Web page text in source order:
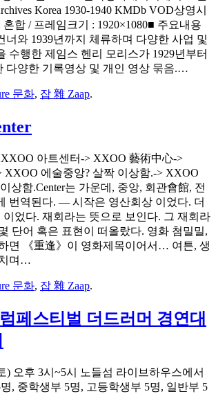
Korea 1930-1940 KMDb VOD상영시
혼합 / 프레임크기 : 1920×1080■ 주요내용
너와 1939년까지 체류하며 다양한 사업 및
수행한 제임스 헨리 모리스가 1929년부터
다양한 기록영상 및 개인 영상 묶음.…
문화, 잡 雜 Zaap.
XXOO 아트센터-> XXOO 藝術中心->
XXOO 에술중앙? 살짝 이상함.-> XXOO
상함.Center는 가운데, 중앙, 회관會館, 전
번역된다. — 시작은 영산회상 이었다. 더
었다. 재회라는 뜻으로 보인다. 그 재회라
단어 혹은 표현이 떠올랐다. 영화 첨밀밀,
면 《重逢》이 영화제목이어서… 여튼, 생
며…
문화, 잡 雜 Zaap.
페스티벌 더드러머 경연대
) 오후 3시~5시 노들섬 라이브하우스에서
, 중학생부 5명, 고등학생부 5명, 일반부 5